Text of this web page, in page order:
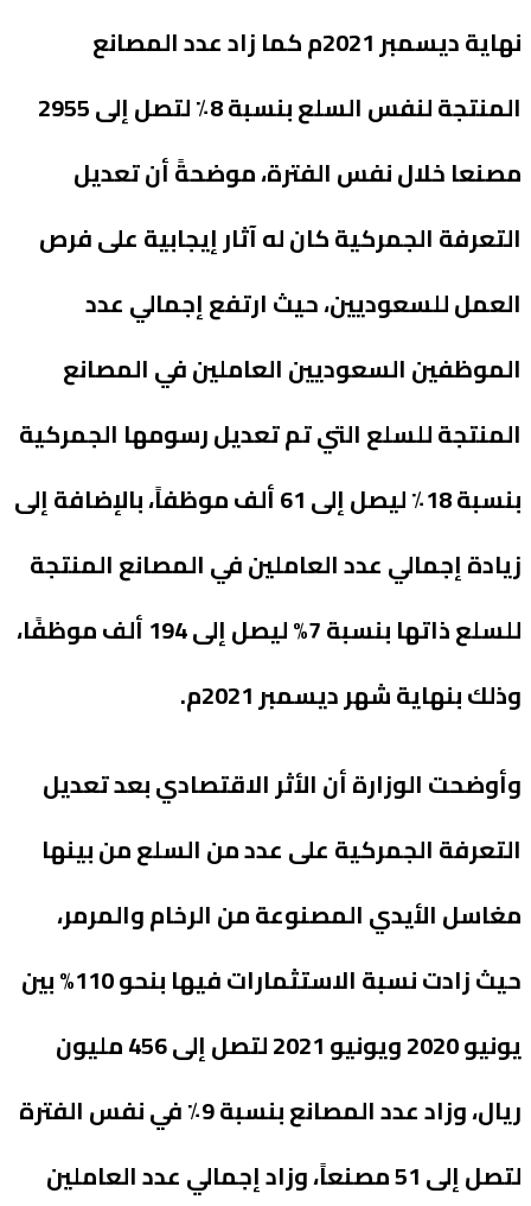
نهاية ديسمبر 2021م كما زاد عدد المصانع
المنتجة لنفس السلع بنسبة 8٪ لتصل إلى 2955
مصنعا خلال نفس الفترة، موضحةً أن تعديل
التعرفة الجمركية كان له آثار إيجابية على فرص
العمل للسعوديين، حيث ارتفع إجمالي عدد
الموظفين السعوديين العاملين في المصانع
المنتجة للسلع التي تم تعديل رسومها الجمركية
بنسبة 18٪ ليصل إلى 61 ألف موظفاً، بالإضافة إلى
زيادة إجمالي عدد العاملين في المصانع المنتجة
للسلع ذاتها بنسبة 7% ليصل إلى 194 ألف موظفًا،
وذلك بنهاية شهر ديسمبر 2021م.
وأوضحت الوزارة أن الأثر الاقتصادي بعد تعديل
التعرفة الجمركية على عدد من السلع من بينها
مغاسل الأيدي المصنوعة من الرخام والمرمر،
حيث زادت نسبة الاستثمارات فيها بنحو 110% بين
يونيو 2020 ويونيو 2021 لتصل إلى 456 مليون
ريال، وزاد عدد المصانع بنسبة 9٪ في نفس الفترة
لتصل إلى 51 مصنعاً، وزاد إجمالي عدد العاملين